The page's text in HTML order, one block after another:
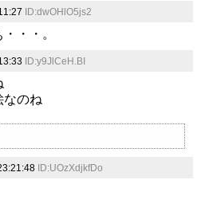
ID:dwOHlO5js2
・・。
ID:y9JlCeH.BI
なのね
ID:UOzXdjkfDo